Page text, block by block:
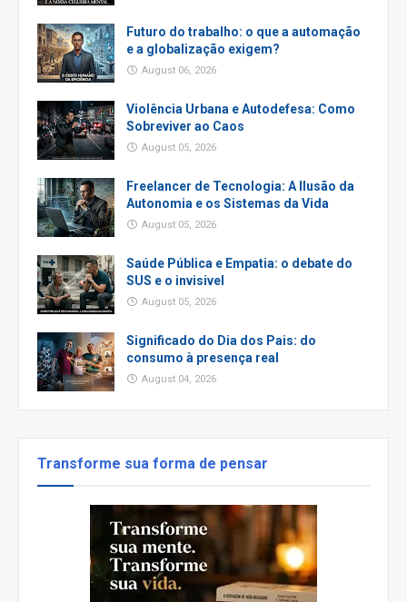
Futuro do trabalho: o que a automação
e a globalização exigem?
August 06, 2026
Violência Urbana e Autodefesa: Como
Sobreviver ao Caos
August 05, 2026
Freelancer de Tecnologia: A Ilusão da
Autonomia e os Sistemas da Vida
August 05, 2026
Saúde Pública e Empatia: o debate do
SUS e o invisivel
August 05, 2026
Significado do Dia dos Pais: do
consumo à presença real
August 04, 2026
Transforme sua forma de pensar